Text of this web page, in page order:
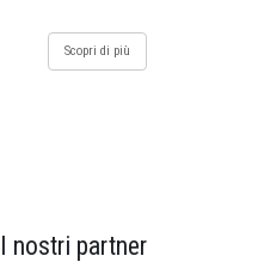
Scopri di più
I nostri partner